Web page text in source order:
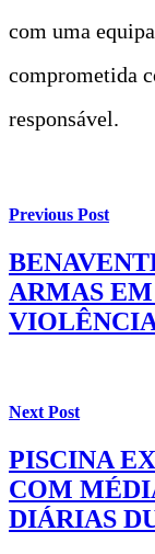
com uma
comprometida
responsável.
Previous Post
ARMAS
Next Post
PISCINA
COM
DIÁRIAS